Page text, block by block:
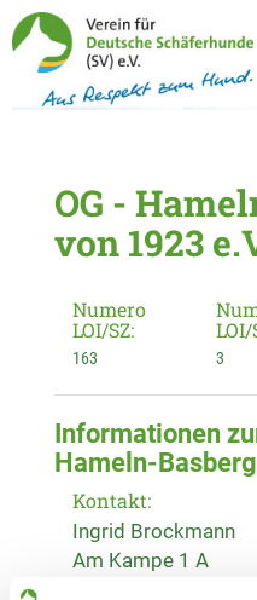
OG -
von 1923
Numero
LOI/SZ:
163
LOI/
3
Informationen
Hameln-
Kontakt:
Ingrid Brockmann
Am Kampe 1 A